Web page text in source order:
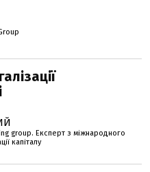
group. Експерт з міжнародного
капіталу